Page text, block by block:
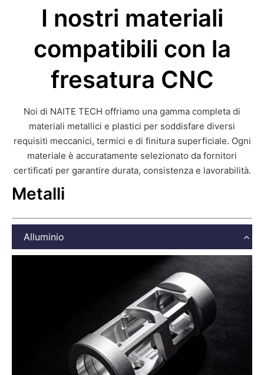
I nostri materiali
compatibili con la
fresatura CNC
Noi di NAITE TECH offriamo una gamma completa di
materiali metallici e plastici per soddisfare diversi
requisiti meccanici, termici e di finitura superficiale. Ogni
materiale è accuratamente selezionato da fornitori
certificati per garantire durata, consistenza e lavorabilità.
Metalli
Alluminio